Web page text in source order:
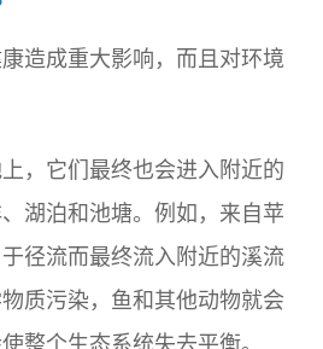
造成重大影响，而且对环境
，它们最终也会进入附近的
湖泊和池塘。例如，来自苹
径流而最终流入附近的溪流
质污染，鱼和其他动物就会
整个生态系统失去平衡。